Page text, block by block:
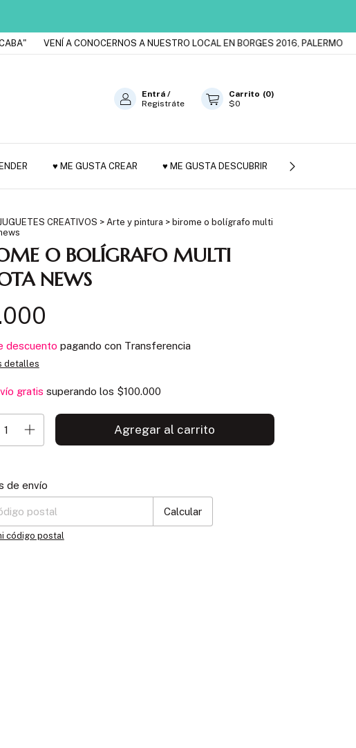
VENÍ A CONOCERNOS A NUESTRO LOCAL EN BORGES 2016, PALERMO
Entrá /
Registráte
Carrito (0)
$0
♥ ME GUSTA CREAR ♥ ME GUSTA DESCUBRIR JUGUETES DE
CREATIVOS > Arte y pintura > birome o bolígrafo multi
O BOLÍGRAFO MULTI
NEWS
descuento pagando con Transferencia
detalles
gratis superando los $100.000
para el CP:
de envío
Calcular
código postal